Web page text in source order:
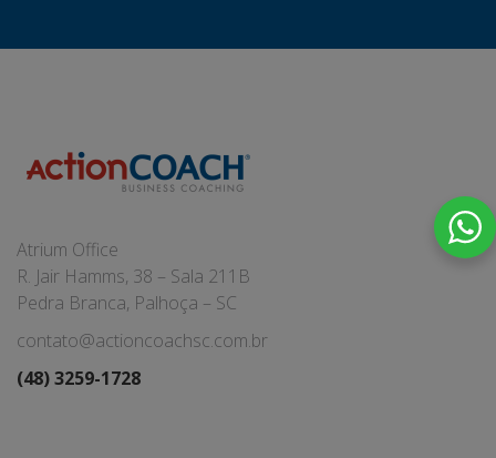
Atrium Office
R. Jair Hamms, 38 – Sala 211B
Pedra Branca, Palhoça – SC
contato@actioncoachsc.com.br
(48) 3259-1728